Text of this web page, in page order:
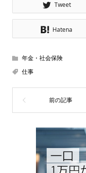
Tweet
Hatena
年金・社会保険
仕事